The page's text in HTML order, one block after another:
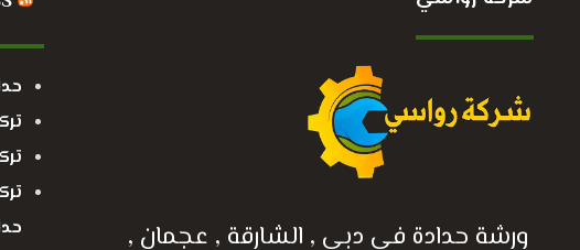
ورشة حدادة في دبي , الشارقة , عجمان ,